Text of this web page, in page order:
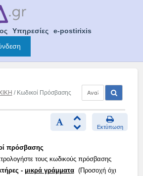
Υπηρεσίες
e-postirixis
/ Κωδικοί Πρόσβασης
Εκτύπωση
πρόσβασης
τους κωδικούς πρόσβασης
- μικρά γράμματα(Προσοχή όχι